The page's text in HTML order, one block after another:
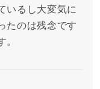
いるし大変気に
たのは残念です